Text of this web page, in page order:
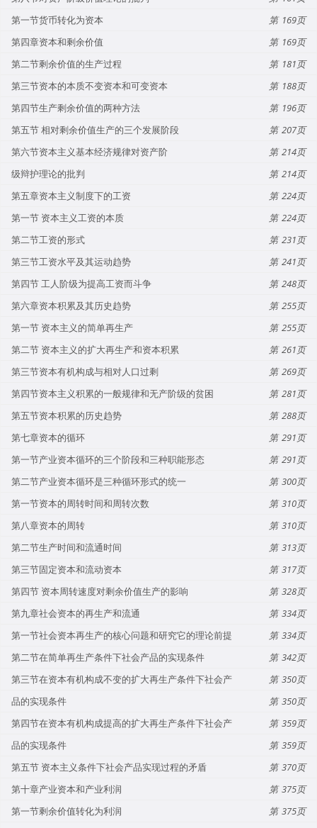
第一节货币转化为资本
169
第四章资本和剩余价值
169
第二节剩余价值的生产过程
181
第三节资本的本质不变资本和可变资本
188
第四节生产剩余价值的两种方法
196
第五节 相对剩余价值生产的三个发展阶段
207
第六节资本主义基本经济规律对资产阶
214
级辩护理论的批判
214
第五章资本主义制度下的工资
224
第一节 资本主义工资的本质
224
第二节工资的形式
231
第三节工资水平及其运动趋势
241
第四节 工人阶级为提高工资而斗争
248
第六章资本积累及其历史趋势
255
第一节 资本主义的简单再生产
255
第二节 资本主义的扩大再生产和资本积累
261
第三节资本有机构成与相对人口过剩
269
第四节资本主义积累的一般规律和无产阶级的贫困
281
第五节资本积累的历史趋势
288
第七章资本的循环
291
第一节产业资本循环的三个阶段和三种职能形态
291
第二节产业资本循环是三种循环形式的统一
300
第一节资本的周转时间和周转次数
310
第八章资本的周转
310
第二节生产时间和流通时间
313
第三节固定资本和流动资本
317
第四节 资本周转速度对剩余价值生产的影响
328
第九章社会资本的再生产和流通
334
第一节社会资本再生产的核心问题和研究它的理论前提
334
第二节在简单再生产条件下社会产品的实现条件
342
第三节在资本有机构成不变的扩大再生产条件下社会产
350
品的实现条件
350
第四节在资本有机构成提高的扩大再生产条件下社会产
359
品的实现条件
359
第五节 资本主义条件下社会产品实现过程的矛盾
370
第十章产业资本和产业利润
375
第一节剩余价值转化为利润
375